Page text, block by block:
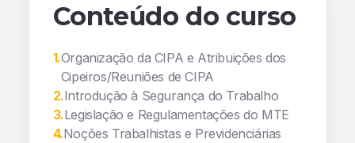
Conteúdo do curso
1.Organização da CIPA e Atribuições dos
Cipeiros/Reuniões de CIPA
2.Introdução à Segurança do Trabalho
3.Legislação e Regulamentações do MTE
4.Noções Trabalhistas e Previdenciárias